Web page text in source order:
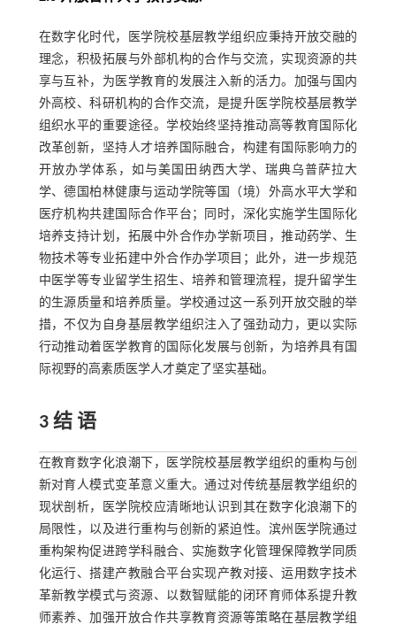
在数字化时代，医学院校基层教学组织应秉持开放交融的
理念，积极拓展与外部机构的合作与交流，实现资源的共
享与互补，为医学教育的发展注入新的活力。加强与国内
外高校、科研机构的合作交流，是提升医学院校基层教学
组织水平的重要途径。学校始终坚持推动高等教育国际化
改革创新，坚持人才培养国际融合，构建有国际影响力的
开放办学体系，如与美国田纳西大学、瑞典乌普萨拉大
学、德国柏林健康与运动学院等国（境）外高水平大学和
医疗机构共建国际合作平台；同时，深化实施学生国际化
培养支持计划，拓展中外合作办学新项目，推动药学、生
物技术等专业拓建中外合作办学项目；此外，进一步规范
中医学等专业留学生招生、培养和管理流程，提升留学生
的生源质量和培养质量。学校通过这一系列开放交融的举
措，不仅为自身基层教学组织注入了强劲动力，更以实际
行动推动着医学教育的国际化发展与创新，为培养具有国
际视野的高素质医学人才奠定了坚实基础。
3 结 语
在教育数字化浪潮下，医学院校基层教学组织的重构与创
新对育人模式变革意义重大。通过对传统基层教学组织的
现状剖析，医学院校应清晰地认识到其在数字化浪潮下的
局限性，以及进行重构与创新的紧迫性。滨州医学院通过
重构架构促进跨学科融合、实施数字化管理保障教学同质
化运行、搭建产教融合平台实现产教对接、运用数字技术
革新教学模式与资源、以数智赋能的闭环育师体系提升教
师素养、加强开放合作共享教育资源等策略在基层教学组